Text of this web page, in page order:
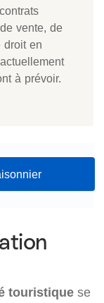
vente, de
droit en
à prévoir.
touristique se